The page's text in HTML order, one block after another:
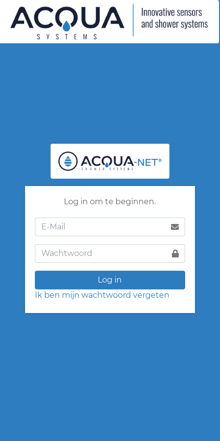
Log in om te beginnen.
Log in
Ik ben mijn wachtwoord vergeten